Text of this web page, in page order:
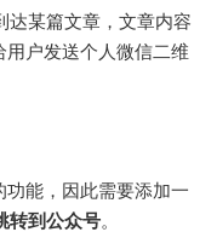
达某篇文章，文章内容
户发送个人微信二维
能，因此需要添加一
转到公众号。